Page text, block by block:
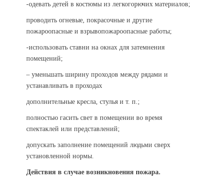
-одевать детей в костюмы из легкогорючих материалов;
проводить огневые, покрасочные и другие
пожароопасные и взрывопожароопасные работы;
-использовать ставни на окнах для затемнения
помещений;
– уменьшать ширину проходов между рядами и
устанавливать в проходах
дополнительные кресла, стулья и т. п.;
полностью гасить свет в помещении во время
спектаклей или представлений;
допускать заполнение помещений людьми сверх
установленной нормы.
Действия в случае возникновения пожара.